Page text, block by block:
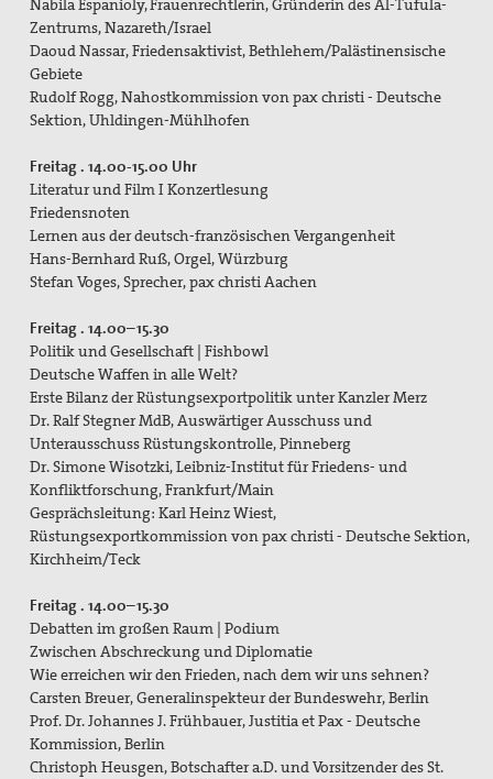
Europa
Flucht und Migration
Große Reden zum Frieden
Papst Franziskus
Ressourcenkonflikte
Rüstung
AGn, Aktionen, Projekte
Aktion Aufschrei
Bündnis "Schulfrei für die Bundeswehr"
Freiwilliger Friedensdienst in Bethlehem & Jerusalem
Friedensräume Lindau
Initiative "Farbe bekennen!"
Israel
Kampagne "Unter 18 nie!"
Nahost-AG
Ostermarsch
Nabila Espanioly, Frauenrechtlerin, Gründerin des Al-Tufula-
Zentrums, Nazareth/Israel
Daoud Nassar, Friedensaktivist, Bethlehem/Palästinensische
Gebiete
Rudolf Rogg, Nahostkommission von pax christi - Deutsche
Sektion, Uhldingen-Mühlhofen
Freitag . 14.00-15.00 Uhr
Literatur und Film I Konzertlesung
Friedensnoten
Lernen aus der deutsch-französischen Vergangenheit
Hans-Bernhard Ruß, Orgel, Würzburg
Stefan Voges, Sprecher, pax christi Aachen
Freitag . 14.00–15.30
Politik und Gesellschaft | Fishbowl
Deutsche Waffen in alle Welt?
Erste Bilanz der Rüstungsexportpolitik unter Kanzler Merz
Dr. Ralf Stegner MdB, Auswärtiger Ausschuss und
Unterausschuss Rüstungskontrolle, Pinneberg
Dr. Simone Wisotzki, Leibniz-Institut für Friedens- und
Konfliktforschung, Frankfurt/Main
Gesprächsleitung: Karl Heinz Wiest,
Rüstungsexportkommission von pax christi - Deutsche Sektion,
Kirchheim/Teck
Freitag . 14.00–15.30
Debatten im großen Raum | Podium
Zwischen Abschreckung und Diplomatie
Wie erreichen wir den Frieden, nach dem wir uns sehnen?
Carsten Breuer, Generalinspekteur der Bundeswehr, Berlin
Prof. Dr. Johannes J. Frühbauer, Justitia et Pax - Deutsche
Kommission, Berlin
Christoph Heusgen, Botschafter a.D. und Vorsitzender des St.